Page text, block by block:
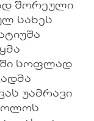
შორეული
სახეს
სოფლად
უამრავი